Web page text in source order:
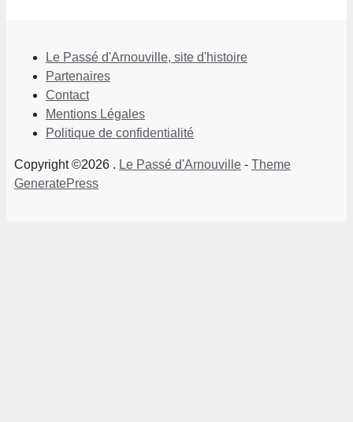
Le Passé d'Arnouville, site d'histoire
Partenaires
Contact
Mentions Légales
Politique de confidentialité
Copyright ©2026 . Le Passé d'Arnouville - Theme
GeneratePress